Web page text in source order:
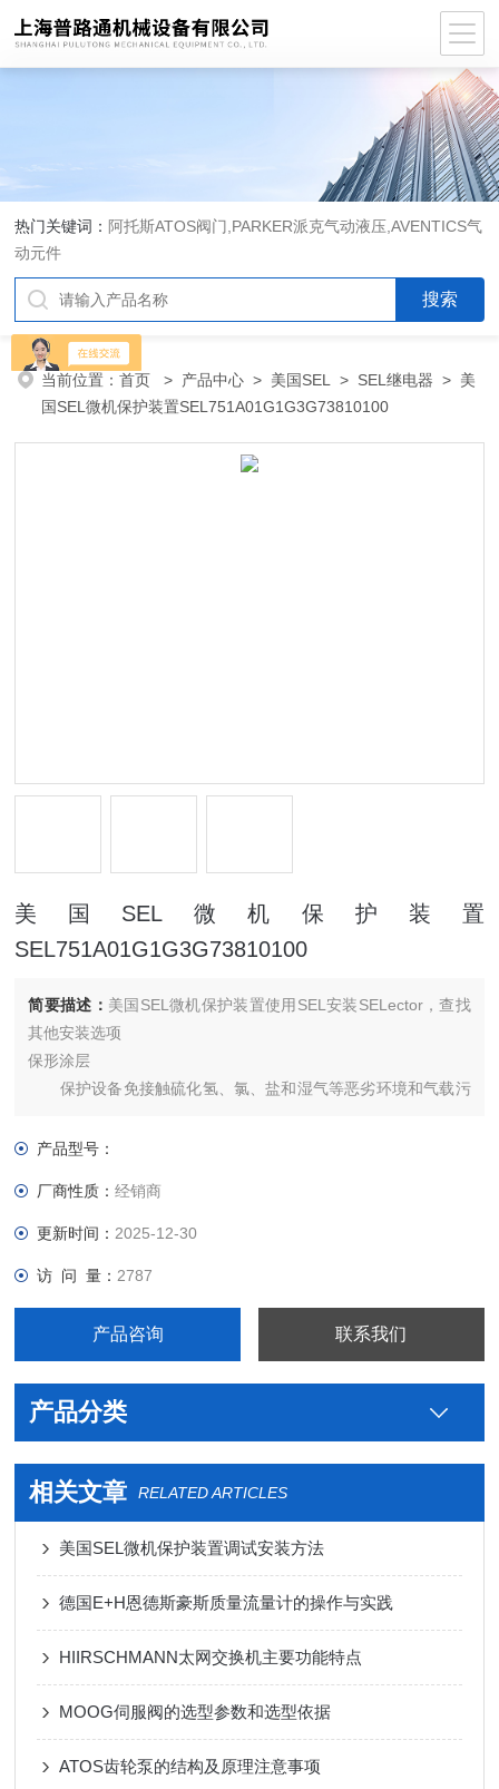
热门关键词： 阿托斯ATOS阀门,PARKER派克气动液压,AVENTICS气
动元件
当前位置：首页 > 产品中心 > 美国SEL > SEL继电器 > 美
国SEL微机保护装置SEL751A01G1G3G73810100
美国SEL微机保护装置
SEL751A01G1G3G73810100
简要描述： 美国SEL微机保护装置使用SEL安装SELector，查找
其他安装选项
保形涂层
保护设备免接触硫化氢、氯、盐和湿气等恶劣环境和气载污
产品型号：
厂商性质：经销商
更新时间： 2025-12-30
访 问 量： 2787
产品咨询 联系我们
产品分类
相关文章 RELATED ARTICLES
美国SEL微机保护装置调试安装方法
德国E+H恩德斯豪斯质量流量计的操作与实践
HIIRSCHMANN太网交换机主要功能特点
MOOG伺服阀的选型参数和选型依据
ATOS齿轮泵的结构及原理注意事项